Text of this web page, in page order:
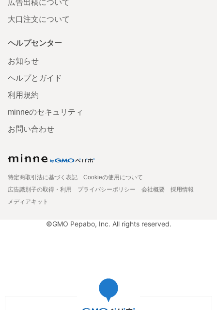
広告出稿について
大口注文について
ヘルプセンター
お知らせ
ヘルプとガイド
利用規約
minneのセキュリティ
お問い合わせ
特定商取引法に基づく表記
Cookieの使用について
広告識別子の取得・利用
プライバシーポリシー 会社概要
採用情報
メディアキット
©GMO Pepabo, Inc. All rights reserved.